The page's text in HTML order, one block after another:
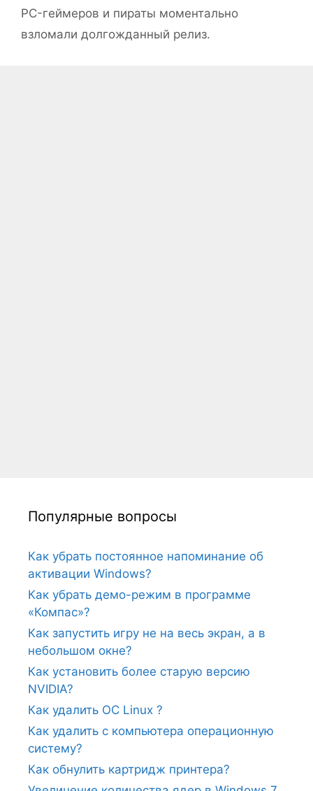
PC-геймеров и пираты моментально
взломали долгожданный релиз.
Популярные вопросы
Как убрать постоянное напоминание об
активации Windows?
Как убрать демо-режим в программе
«Компас»?
Как запустить игру не на весь экран, а в
небольшом окне?
Как установить более старую версию
NVIDIA?
Как удалить ОС Linux ?
Как удалить с компьютера операционную
систему?
Как обнулить картридж принтера?